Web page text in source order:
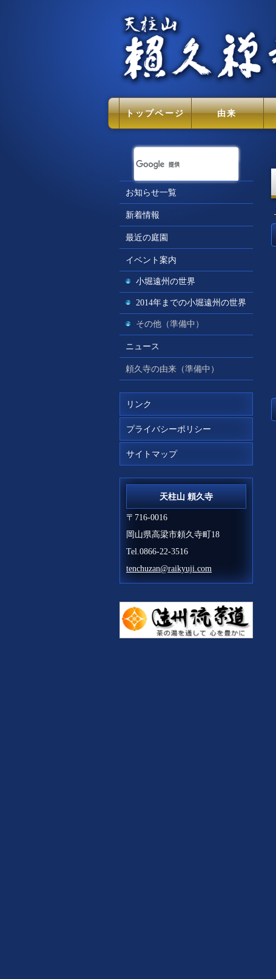
トップページ 由来
お知らせ一覧
新着情報
最近の庭園
イベント案内
小堀遠州の世界
2014年までの小堀遠州の世界
その他（準備中）
ニュース
頼久寺の由来（準備中）
リンク
プライバシーポリシー
サイトマップ
天柱山 頼久寺
〒716-0016
岡山県高梁市頼久寺町18
Tel.0866-22-3516
tenchuzan@raikyuji.com